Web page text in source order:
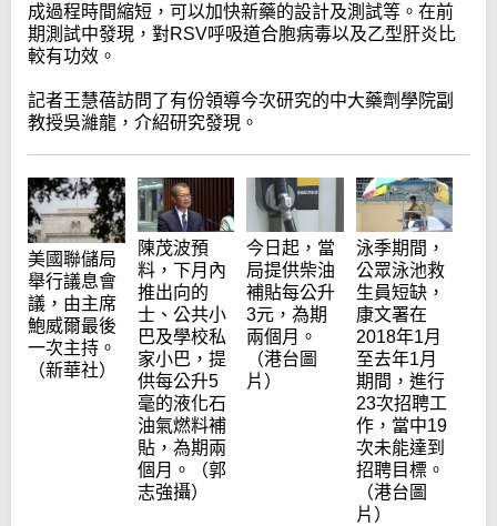
成過程時間縮短，可以加快新藥的設計及測試等。在前
期測試中發現，對RSV呼吸道合胞病毒以及乙型肝炎比
較有功效。
記者王慧蓓訪問了有份領導今次研究的中大藥劑學院副
教授吳濰龍，介紹研究發現。
美國聯儲局
舉行議息會
議，由主席
鮑威爾最後
一次主持。
（新華社）
陳茂波預
料，下月內
推出向的
士、公共小
巴及學校私
家小巴，提
供每公升5
毫的液化石
油氣燃料補
貼，為期兩
個月。（郭
志強攝）
今日起，當
局提供柴油
補貼每公升
3元，為期
兩個月。
（港台圖
片）
泳季期間，
公眾泳池救
生員短缺，
康文署在
2018年1月
至去年1月
期間，進行
23次招聘工
作，當中19
次未能達到
招聘目標。
（港台圖
片）